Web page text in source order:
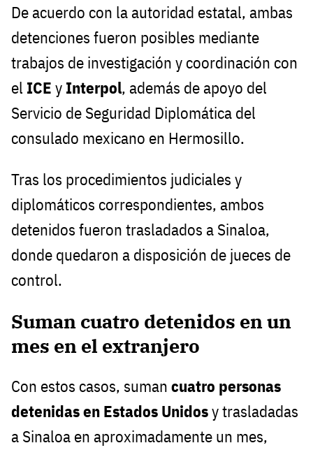
De acuerdo con la autoridad estatal, ambas
detenciones fueron posibles mediante
trabajos de investigación y coordinación con
el ICE y Interpol, además de apoyo del
Servicio de Seguridad Diplomática del
consulado mexicano en Hermosillo.
Tras los procedimientos judiciales y
diplomáticos correspondientes, ambos
detenidos fueron trasladados a Sinaloa,
donde quedaron a disposición de jueces de
control.
Suman cuatro detenidos en un
mes en el extranjero
Con estos casos, suman cuatro personas
detenidas en Estados Unidosy trasladadas
a Sinaloa en aproximadamente un mes,